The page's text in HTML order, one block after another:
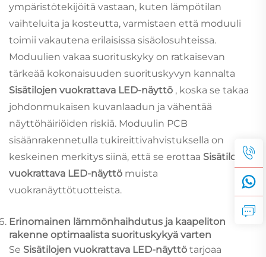
ympäristötekijöitä vastaan, kuten lämpötilan
vaihteluita ja kosteutta, varmistaen että moduuli
toimii vakautena erilaisissa sisäolosuhteissa.
Moduulien vakaa suorituskyky on ratkaisevan
tärkeää kokonaisuuden suorituskyvyn kannalta
Sisätilojen vuokrattava LED-näyttö , koska se takaa
johdonmukaisen kuvanlaadun ja vähentää
näyttöhäiriöiden riskiä. Moduulin PCB
sisäänrakennetulla tukireittivahvistuksella on
keskeinen merkitys siinä, että se erottaa Sisätilojen
vuokrattava LED-näyttö muista
vuokranäyttötuotteista.
Erinomainen lämmönhaihdutus ja kaapeliton
rakenne optimaalista suorituskykyä varten
Se Sisätilojen vuokrattava LED-näyttö tarjoaa